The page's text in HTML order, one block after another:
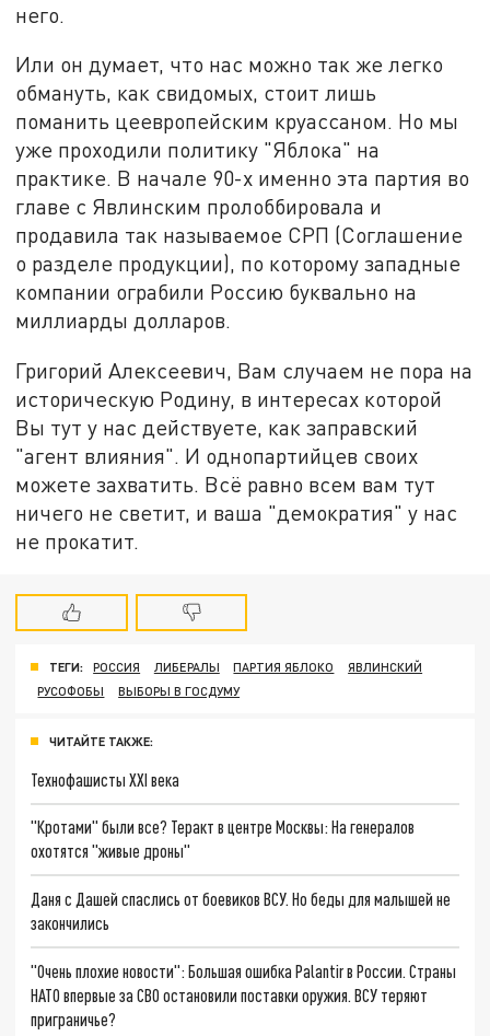
него.
Или он думает, что нас можно так же легко
обмануть, как свидомых, стоит лишь
поманить цеевропейским круассаном. Но мы
уже проходили политику "Яблока" на
практике. В начале 90-х именно эта партия во
главе с Явлинским пролоббировала и
продавила так называемое СРП (Соглашение
о разделе продукции), по которому западные
компании ограбили Россию буквально на
миллиарды долларов.
Григорий Алексеевич, Вам случаем не пора на
историческую Родину, в интересах которой
Вы тут у нас действуете, как заправский
"агент влияния". И однопартийцев своих
можете захватить. Всё равно всем вам тут
ничего не светит, и ваша "демократия" у нас
не прокатит.
ТЕГИ: РОССИЯ ЛИБЕРАЛЫ ПАРТИЯ ЯБЛОКО
ЯВЛИНСКИЙ
РУСОФОБЫ
ВЫБОРЫ В ГОСДУМУ
ЧИТАЙТЕ ТАКЖЕ:
Технофашисты XXI века
"Кротами" были все? Теракт в центре Москвы: На генералов
охотятся "живые дроны"
Даня с Дашей спаслись от боевиков ВСУ. Но беды для малышей не
закончились
"Очень плохие новости": Большая ошибка Palantir в России. Страны
НАТО впервые за СВО остановили поставки оружия. ВСУ теряют
приграничье?